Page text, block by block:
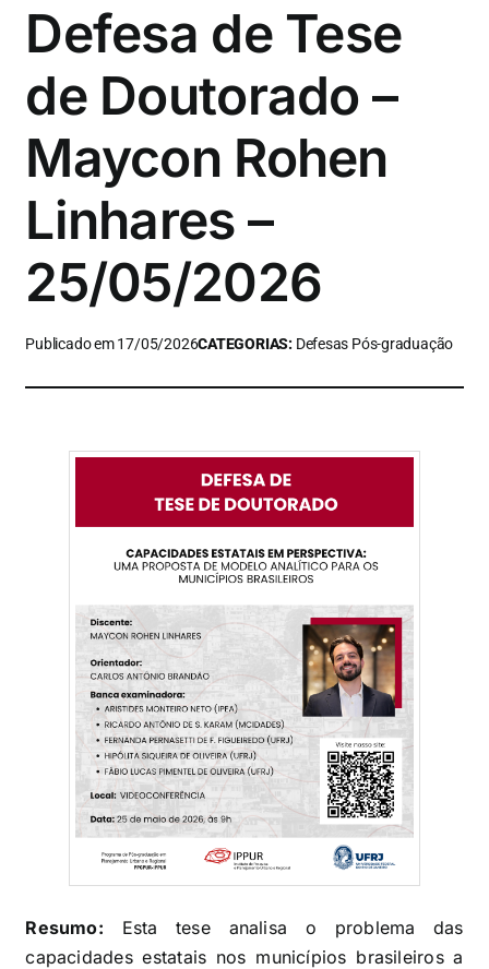
Defesa de Tese
de Doutorado –
Maycon Rohen
Linhares –
25/05/2026
Publicado em 17/05/2026CATEGORIAS: Defesas Pós-graduação
Resumo: Esta tese analisa o problema das
capacidades estatais nos municípios brasileiros a